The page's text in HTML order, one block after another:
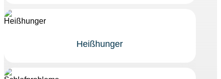
Heißhunger